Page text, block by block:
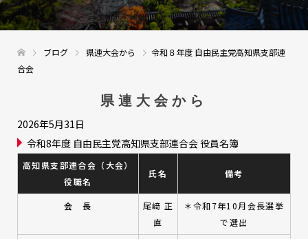
ブログ 県連大会から
令和８年度 自由民主党高知県支部連
合会
県連大会から
2026年5月31日
令和8年度 自由民主党高知県支部連合会 役員名簿
高知県支部連合会（大会）
役職名
氏名 備考
会 長
尾﨑 正
直
＊令和7年10月会長選挙
で選出